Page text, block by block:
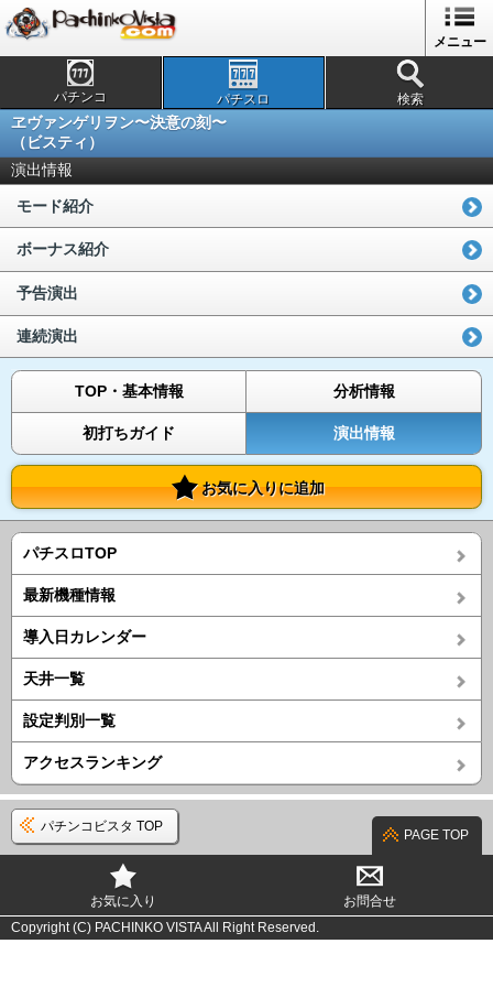
メニュー
パチンコ パチスロ 検索
ヱヴァンゲリヲン〜決意の刻〜
（ビスティ）
演出情報
モード紹介
ボーナス紹介
予告演出
連続演出
TOP・基本情報 分析情報
初打ちガイド 演出情報
お気に入りに追加
パチスロTOP
最新機種情報
導入日カレンダー
天井一覧
設定判別一覧
アクセスランキング
パチンコビスタ TOP
PAGE TOP
お気に入り
お問合せ
Copyright (C) PACHINKO VISTA All Right Reserved.